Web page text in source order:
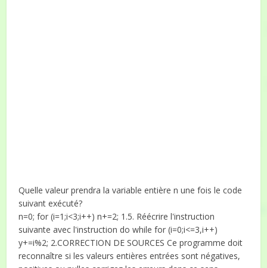
Quelle valeur prendra la variable entière n une fois le code
suivant exécuté?
n=0; for (i=1;i<3;i++) n+=2; 1.5. Réécrire l'instruction
suivante avec l'instruction do while for (i=0;i<=3,i++)
y+=i%2; 2.CORRECTION DE SOURCES Ce programme doit
reconnaître si les valeurs entières entrées sont négatives,